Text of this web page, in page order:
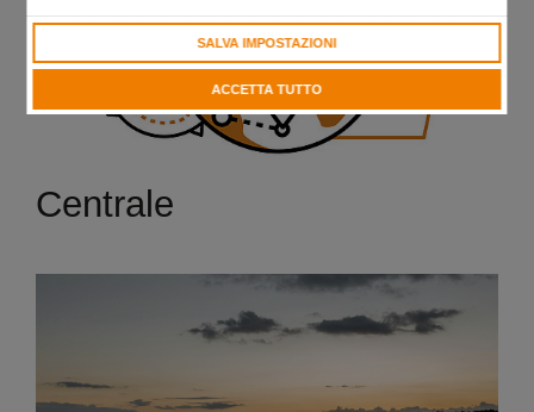
SALVA IMPOSTAZIONI
ACCETTA TUTTO
Centrale